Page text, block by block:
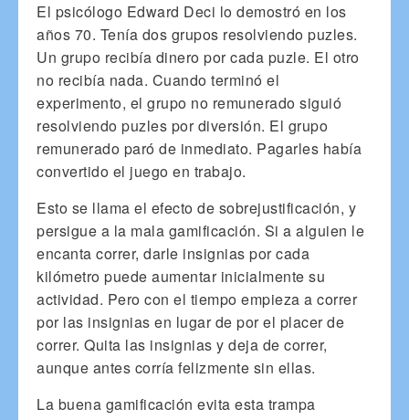
El psicólogo Edward Deci lo demostró en los
años 70. Tenía dos grupos resolviendo puzles.
Un grupo recibía dinero por cada puzle. El otro
no recibía nada. Cuando terminó el
experimento, el grupo no remunerado siguió
resolviendo puzles por diversión. El grupo
remunerado paró de inmediato. Pagarles había
convertido el juego en trabajo.
Esto se llama el efecto de sobrejustificación, y
persigue a la mala gamificación. Si a alguien le
encanta correr, darle insignias por cada
kilómetro puede aumentar inicialmente su
actividad. Pero con el tiempo empieza a correr
por las insignias en lugar de por el placer de
correr. Quita las insignias y deja de correr,
aunque antes corría felizmente sin ellas.
La buena gamificación evita esta trampa